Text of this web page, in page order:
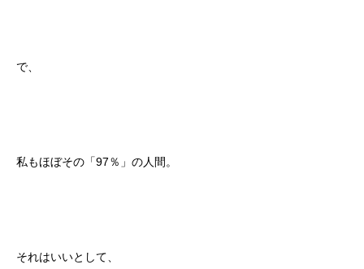
で、
私もほぼその「97％」の人間。
それはいいとして、